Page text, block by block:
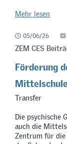
Mehr lesen
05/06/26
ZEM CES
Förderung
Transfer
Die psychische
auch die
Zentrum für